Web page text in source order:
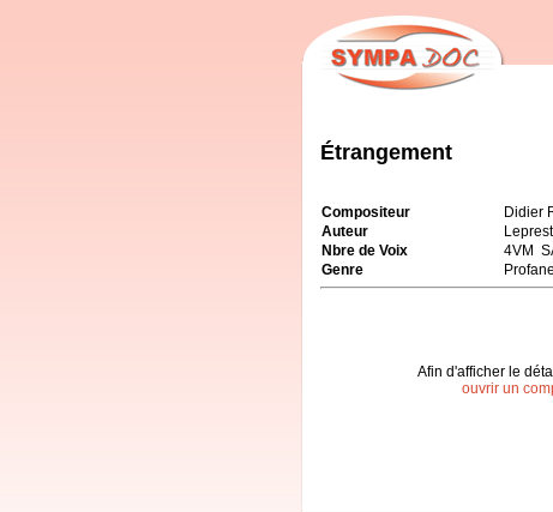
Étrangement
Compositeur
Didier
Auteur
Nbre de Voix
4VM
Genre
Profane
Afin d'afficher le
ouvrir un